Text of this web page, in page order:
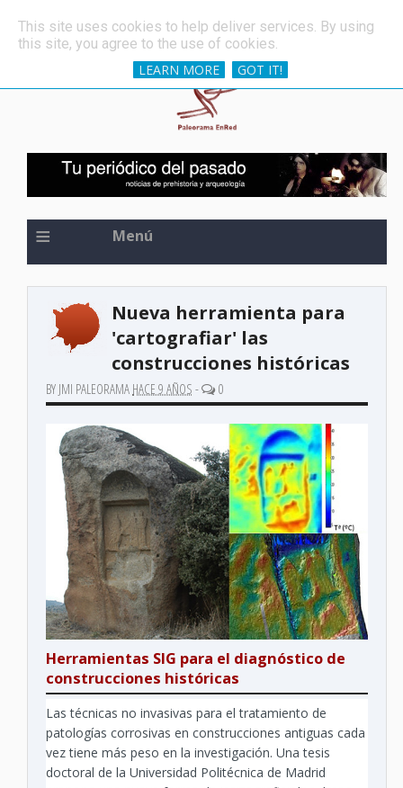
≡ Menú
Nueva herramienta para
'cartografiar' las
construcciones históricas
BY JMI PALEORAMA HACE 9 AÑOS - 0
Herramientas SIG para el diagnóstico de
construcciones históricas
Las técnicas no invasivas para el tratamiento de
patologías corrosivas en construcciones antiguas cada
vez tiene más peso en la investigación. Una tesis
doctoral de la Universidad Politécnica de Madrid
This site uses cookies to help deliver services. By using
this site, you agree to the use of cookies.
LEARN MORE
GOT IT!